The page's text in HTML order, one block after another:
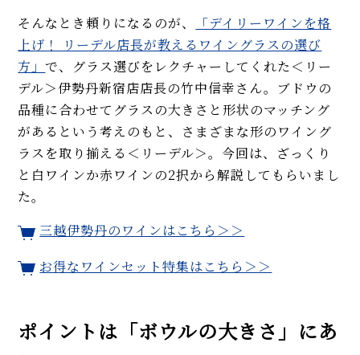
そんなとき頼りになるのが、
「デイリーワインを格
上げ！ リーデル店長が教えるワイングラスの選び
方」で、グラス選びをレクチャーしてくれた＜リー
デル＞伊勢丹新宿店店長の竹中信幸さん。ブドウの
品種に合わせてグラスの大きさと形状のマッチング
があるという考えのもと、さまざまな形のワイング
ラスを取り揃える＜リーデル＞。今回は、ざっくり
と白ワインか赤ワインの2択から解説してもらいまし
た。
三越伊勢丹のワインはこちら＞＞
お得なワインセット特集はこちら＞＞
ポイントは「ボウルの大きさ」にあ